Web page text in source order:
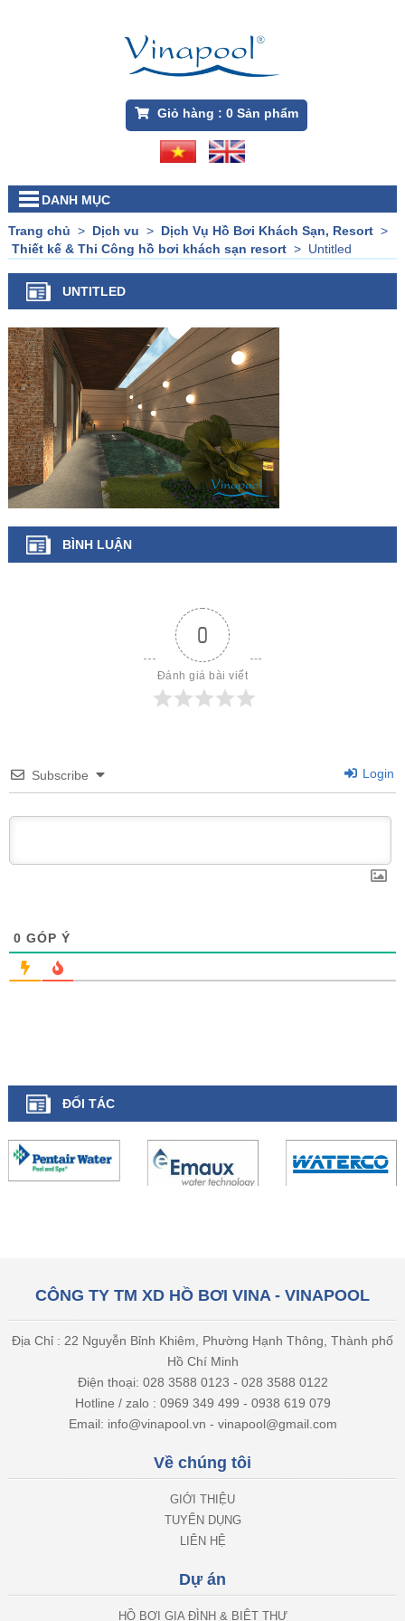
Giỏ hàng : 0Sản phẩm
DANH MỤC
Trang chủ > Dịch vu > Dịch Vụ Hồ Bơi Khách Sạn, Resort>
Thiết kế & Thi Công hồ bơi khách sạn resort> Untitled
UNTITLED
BÌNH LUẬN
0
Đánh giá bài viết
Subscribe Login
0 GÓP Ý
ĐỐI TÁC
CÔNG TY TM XD HỒ BƠI VINA - VINAPOOL
Địa Chỉ : 22 Nguyễn Bỉnh Khiêm, Phường Hạnh Thông, Thành phố
Hồ Chí Minh
Điện thoại: 028 3588 0123 - 028 3588 0122
Hotline / zalo : 0969 349 499 - 0938 619 079
Email: info@vinapool.vn - vinapool@gmail.com
Về chúng tôi
GIỚI THIỆU
TUYỂN DỤNG
LIÊN HỆ
Dự án
HỒ BƠI GIA ĐÌNH & BIỆT THỰ